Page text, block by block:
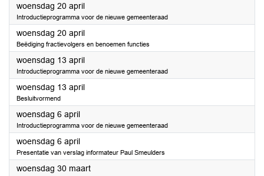
woensdag 20 april2022
Introductieprogramma voor de nieuwe gemeenteraad
woensdag 20 april2022
Beëdiging fractievolgers en benoemen functies
woensdag 13 april2022
Introductieprogramma voor de nieuwe gemeenteraad
woensdag 13 april2022
Besluitvormend
woensdag 6 april2022
Introductieprogramma voor de nieuwe gemeenteraad
woensdag 6 april2022
Presentatie van verslag informateur Paul Smeulders
woensdag 30 maart2022